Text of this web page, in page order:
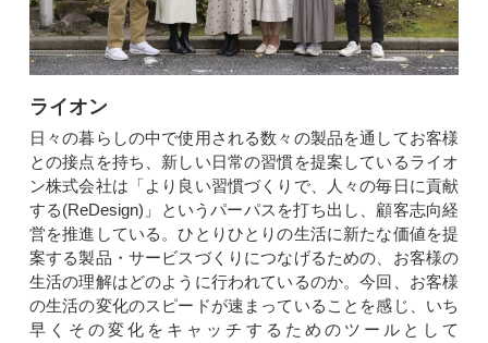
ライオン
日々の暮らしの中で使用される数々の製品を通してお客様
との接点を持ち、新しい⽇常の習慣を提案しているライオ
ン株式会社は「より良い習慣づくりで、人々の毎日に貢献
する(ReDesign)」というパーパスを打ち出し、顧客志向経
営を推進している。ひとりひとりの生活に新たな価値を提
案する製品・サービスづくりにつなげるための、お客様の
生活の理解はどのように行われているのか。今回、お客様
の生活の変化のスピードが速まっていることを感じ、いち
早くその変化をキャッチするためのツールとして